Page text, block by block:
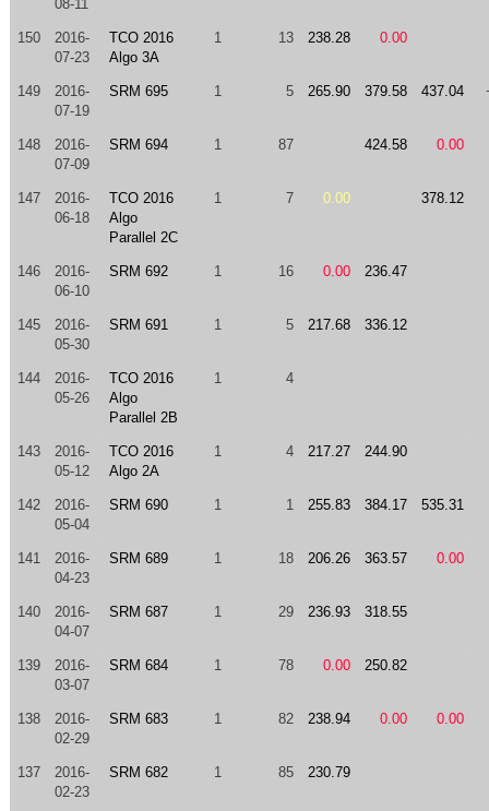
08-11
150
2016-
07-23
TCO 2016
Algo 3A
1 13 238.28 0.00
149
2016-
07-19
SRM 695 1 5 265.90 379.58 437.04
148
2016-
07-09
SRM 694 1 87 424.58 0.00
147
2016-
06-18
TCO 2016
Algo
Parallel 2C
1 7 0.00 378.12
146
2016-
06-10
SRM 692 1 16 0.00 236.47
145
2016-
05-30
SRM 691 1 5 217.68 336.12
144
2016-
05-26
TCO 2016
Algo
Parallel 2B
1 4
143
2016-
05-12
TCO 2016
Algo 2A
1 4 217.27 244.90
142
2016-
05-04
SRM 690 1 1 255.83 384.17 535.31
141
2016-
04-23
SRM 689 1 18 206.26 363.57 0.00
140
2016-
04-07
SRM 687 1 29 236.93 318.55
139
2016-
03-07
SRM 684 1 78 0.00 250.82
138
2016-
02-29
SRM 683 1 82 238.94 0.00 0.00
137
2016-
02-23
SRM 682 1 85 230.79